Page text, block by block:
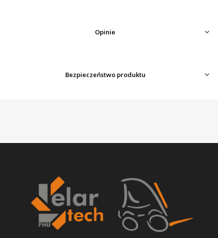
Opinie
Bezpieczeństwo produktu